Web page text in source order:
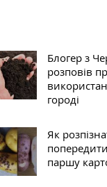
Блогер з
розповів
городі
Як
паршу